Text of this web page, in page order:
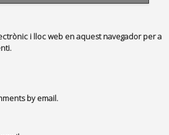
i lloc web en aquest navegador per a
by email.